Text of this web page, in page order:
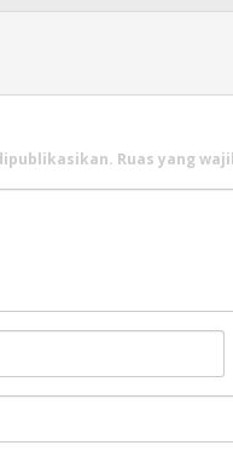
Ruas yang